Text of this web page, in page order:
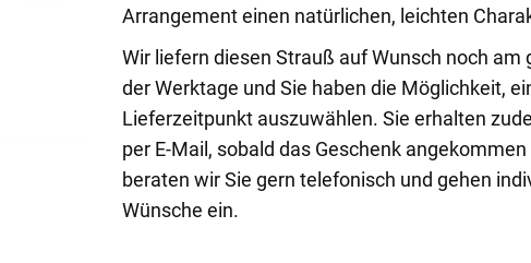
Arrangement einen natürlichen, leichten
Wir liefern diesen Strauß auf Wunsch noch am
der Werktage und Sie haben die Möglichkeit,
Lieferzeitpunkt auszuwählen. Sie erhalten
per E-Mail, sobald das Geschenk
beraten wir Sie gern telefonisch und gehen
Wünsche ein.